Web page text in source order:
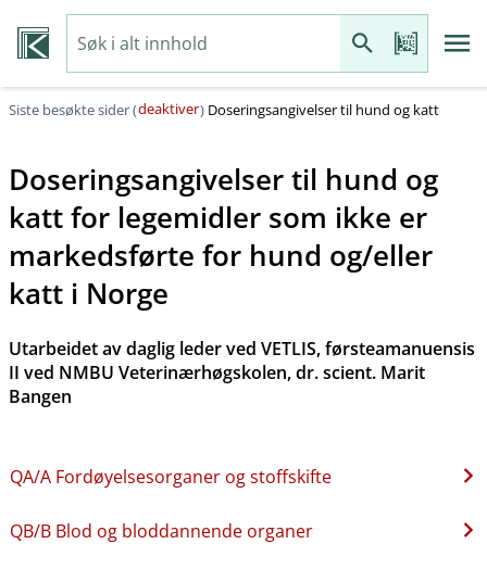
Siste besøkte sider (deaktiver) Doseringsangivelser til hund og katt
Doseringsangivelser til hund og
katt for legemidler som ikke er
markedsførte for hund og​/​eller
katt i Norge
Utarbeidet av daglig leder ved VETLIS, førsteamanuensis
II ved NMBU Veterinærhøgskolen, dr. scient. Marit
Bangen
QA​/​A Fordøyelsesorganer og stoffskifte
QB​/​B Blod og bloddannende organer